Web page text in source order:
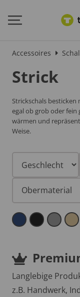
Accessoires
Strick
Strickschals besticken
egal ob grob oder fein
wärmen und
Weise.
Langlebige
z.B. Handwerk,